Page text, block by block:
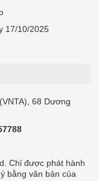
17/10/2025
68 Dương
Chỉ được phát hành
bằng văn bản của